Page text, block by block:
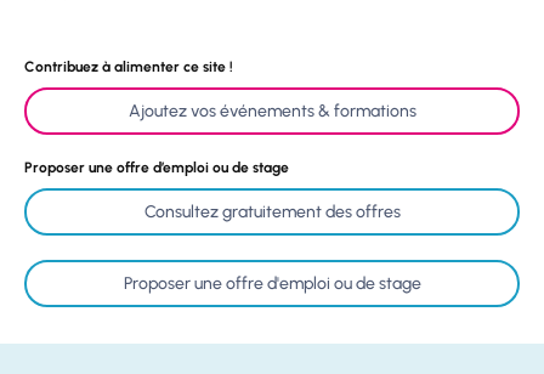
Contribuez à alimenter ce site !
Ajoutez vos événements & formations
Proposer une offre d’emploi ou de stage
Consultez gratuitement des offres
Proposer une offre d'emploi ou de stage